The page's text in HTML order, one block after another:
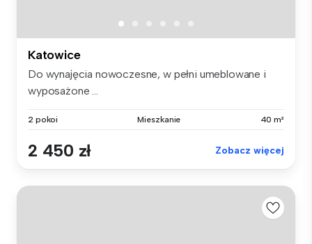
Katowice
Do wynajęcia nowoczesne, w pełni umeblowane i
wyposażone ...
2 pokoi Mieszkanie 40 m²
2 450 zł Zobacz więcej